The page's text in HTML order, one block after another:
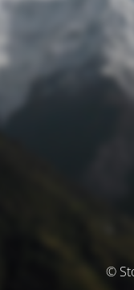
©